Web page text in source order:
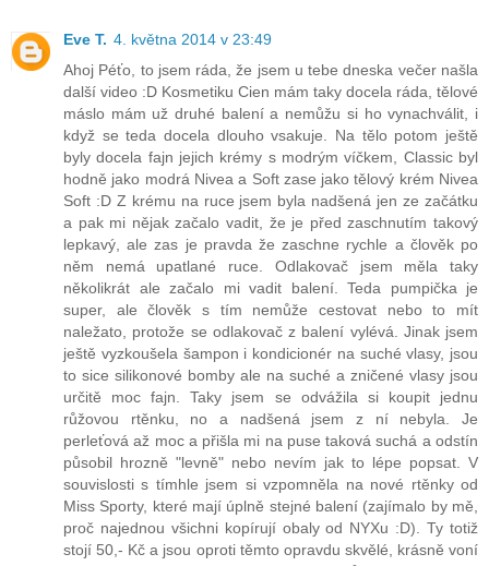
Eve T. 4. května 2014 v 23:49
Ahoj Péťo, to jsem ráda, že jsem u tebe dneska večer našla
další video :D Kosmetiku Cien mám taky docela ráda, tělové
máslo mám už druhé balení a nemůžu si ho vynachválit, i
když se teda docela dlouho vsakuje. Na tělo potom ještě
byly docela fajn jejich krémy s modrým víčkem, Classic byl
hodně jako modrá Nivea a Soft zase jako tělový krém Nivea
Soft :D Z krému na ruce jsem byla nadšená jen ze začátku
a pak mi nějak začalo vadit, že je před zaschnutím takový
lepkavý, ale zas je pravda že zaschne rychle a člověk po
něm nemá upatlané ruce. Odlakovač jsem měla taky
několikrát ale začalo mi vadit balení. Teda pumpička je
super, ale člověk s tím nemůže cestovat nebo to mít
naležato, protože se odlakovač z balení vylévá. Jinak jsem
ještě vyzkoušela šampon i kondicionér na suché vlasy, jsou
to sice silikonové bomby ale na suché a zničené vlasy jsou
určitě moc fajn. Taky jsem se odvážila si koupit jednu
růžovou rtěnku, no a nadšená jsem z ní nebyla. Je
perleťová až moc a přišla mi na puse taková suchá a odstín
působil hrozně "levně" nebo nevím jak to lépe popsat. V
souvislosti s tímhle jsem si vzpomněla na nové rtěnky od
Miss Sporty, které mají úplně stejné balení (zajímalo by mě,
proč najednou všichni kopírují obaly od NYXu :D). Ty totiž
stojí 50,- Kč a jsou oproti těmto opravdu skvělé, krásně voní